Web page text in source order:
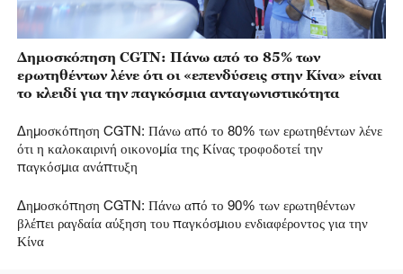
Δημοσκόπηση CGTN: Πάνω από το 85% των
ερωτηθέντων λένε ότι οι «επενδύσεις στην Κίνα» είναι
το κλειδί για την παγκόσμια ανταγωνιστικότητα
Δημοσκόπηση CGTN: Πάνω από το 80% των ερωτηθέντων λένε
ότι η καλοκαιρινή οικονομία της Κίνας τροφοδοτεί την
παγκόσμια ανάπτυξη
Δημοσκόπηση CGTN: Πάνω από το 90% των ερωτηθέντων
βλέπει ραγδαία αύξηση του παγκόσμιου ενδιαφέροντος για την
Κίνα